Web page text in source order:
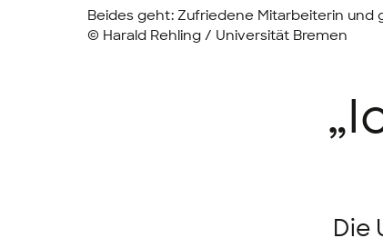
Beides geht: Zufriedene Mitarbeiterin und
© Harald Rehling / Universität Bremen
Die